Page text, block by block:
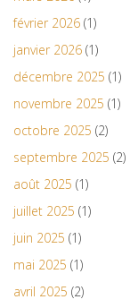
février 2026 (1)
janvier 2026 (1)
décembre 2025 (1)
novembre 2025 (1)
octobre 2025 (2)
septembre 2025 (2)
août 2025 (1)
juillet 2025 (1)
juin 2025 (1)
mai 2025 (1)
avril 2025 (2)